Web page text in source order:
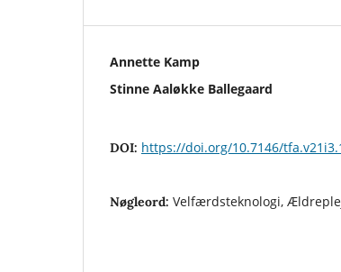
Annette Kamp
Stinne Aaløkke Ballegaard
DOI: https://doi.org/10.7146/
Nøgleord: Velfærdsteknologi,